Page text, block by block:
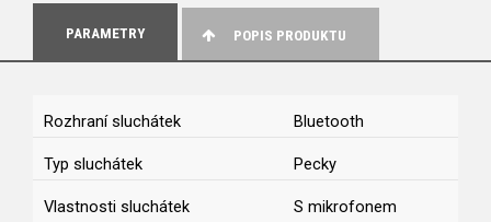
PARAMETRY POPIS PRODUKTU
Rozhraní sluchátek Bluetooth
Typ sluchátek Pecky
Vlastnosti sluchátek S mikrofonem